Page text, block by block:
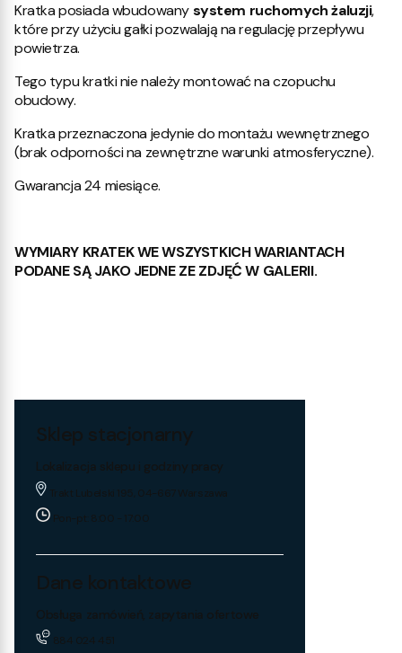
Kratka posiada wbudowanysystem ruchomych żaluzji,
które przy użyciu gałki pozwalają na regulację przepływu
powietrza.
Tego typu kratki nie należy montować na czopuchu
obudowy.
Kratka przeznaczona jedynie do montażu wewnętrznego
(brak odporności na zewnętrzne warunki atmosferyczne).
Gwarancja 24 miesiące.
WYMIARY KRATEK WE WSZYSTKICH WARIANTACH
PODANE SĄ JAKO JEDNE ZE ZDJĘĆ W GALERII.
Sklep stacjonarny
Lokalizacja sklepu i godziny pracy
Trakt Lubelski 195, 04-667 Warszawa
Pon-pt: 8:00 - 17:00
Dane kontaktowe
Obsługa zamówień, zapytania ofertowe
884 024 451